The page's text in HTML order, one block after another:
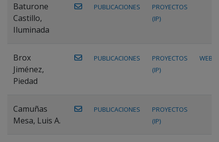
Baturone
Castillo,
Iluminada
PUBLICACIONES
PROYECTOS
(IP)
Brox
Jiménez,
Piedad
PUBLICACIONES
PROYECTOS
(IP)
WEB
Camuñas
Mesa, Luis A.
PUBLICACIONES
PROYECTOS
(IP)